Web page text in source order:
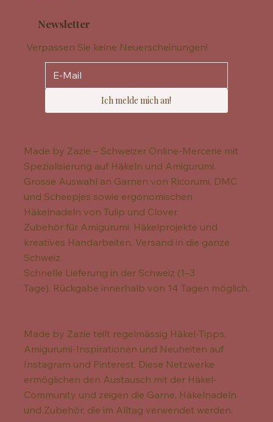
Newsletter
Verpassen Sie keine Neuerscheinungen!
Ich melde mich an!
Made by Zazie – Schweizer Online-Mercerie mit
Spezialisierung auf Häkeln und Amigurumi.
Grosse Auswahl an Garnen von Ricorumi, DMC
und Scheepjes sowie ergonomischen
Häkelnadeln von Tulip und Clover.
Zubehör für Amigurumi, Häkelprojekte und
kreatives Handarbeiten. Versand in die ganze
Schweiz.
Schnelle Lieferung in der Schweiz (1–3
Tage). Rückgabe innerhalb von 14 Tagen möglich.
Made by Zazie teilt regelmässig Häkel-Tipps,
Amigurumi-Inspirationen und Neuheiten auf
Instagram und Pinterest. Diese Netzwerke
ermöglichen den Austausch mit der Häkel-
Community und zeigen die Garne, Häkelnadeln
und Zubehör, die im Alltag verwendet werden.